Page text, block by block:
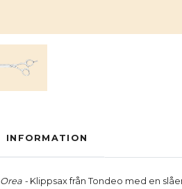
INFORMATION
Orea - Klippsax från Tondeo med en